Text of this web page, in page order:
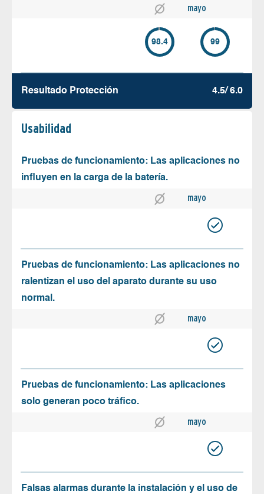
mayo
98.4 99
Resultado Protección 4.5/ 6.0
Usabilidad
Pruebas de funcionamiento: Las aplicaciones no
influyen en la carga de la batería.
mayo
Pruebas de funcionamiento: Las aplicaciones no
ralentizan el uso del aparato durante su uso
normal.
mayo
Pruebas de funcionamiento: Las aplicaciones
solo generan poco tráfico.
mayo
Falsas alarmas durante la instalación y el uso de